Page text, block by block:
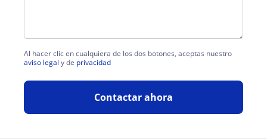
Al hacer clic en cualquiera de los dos botones, aceptas nuestro
aviso legal y de privacidad
Contactar ahora